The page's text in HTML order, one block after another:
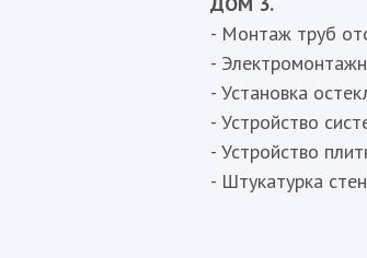
- Монтаж труб
-
- Установка
- Устройство
- Устройство
- Штукатурка